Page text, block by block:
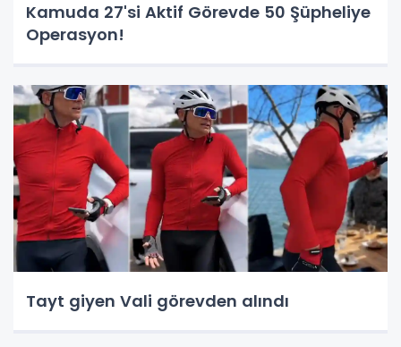
Kamuda 27'si Aktif Görevde 50 Şüpheliye
Operasyon!
Tayt giyen Vali görevden alındı